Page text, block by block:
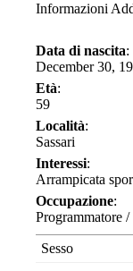
Informazioni
Data di nascita:
December 30,
Età:
59
Località:
Sassari
Interessi:
Arrampicata
Occupazione:
Programmatore
Sesso